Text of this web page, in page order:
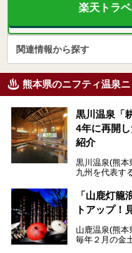
楽天トラ
関連情報から探す
熊本県のニフティ温泉
黒川温泉「
4年に再開
紹介
黒川温泉(熊本
九州を代表す
す。
中でも「耕き
り一度廃業し
温泉ファンに
「山鹿灯籠
トアップ！
山鹿温泉(熊本
毎年２月の金